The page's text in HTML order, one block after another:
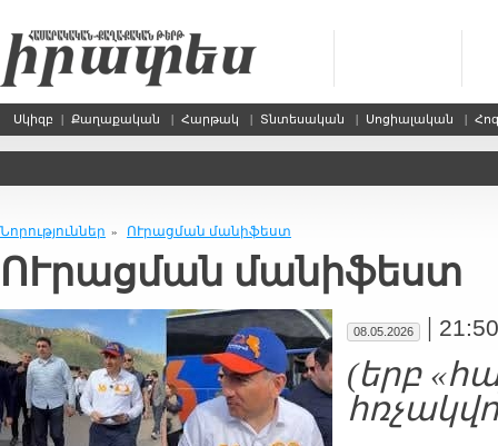
Սկիզբ | Քաղաքական | Հարթակ | Տնտեսական | Սոցիալական |
Նորություններ » ՈՒրացման մանիֆեստ
ՈՒրացման մանիֆեստ
08.05.2026 | 21:50
(երբ